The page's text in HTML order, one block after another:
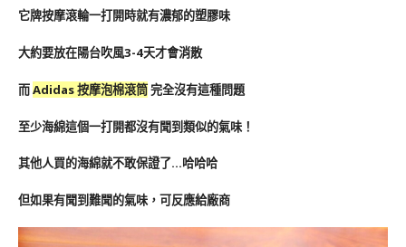
它牌按摩滾輪一打開時就有濃郁的塑膠味
大約要放在陽台吹風3-4天才會消散
而Adidas 按摩泡棉滾筒完全沒有這種問題
至少海綿這個一打開都沒有聞到類似的氣味！
其他人買的海綿就不敢保證了…哈哈哈
但如果有聞到難聞的氣味，可反應給廠商